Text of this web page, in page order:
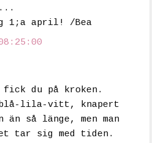
1;a april! /Bea
du på kroken.
lila-vitt, knapert
än så länge, men man
tar sig med tiden.